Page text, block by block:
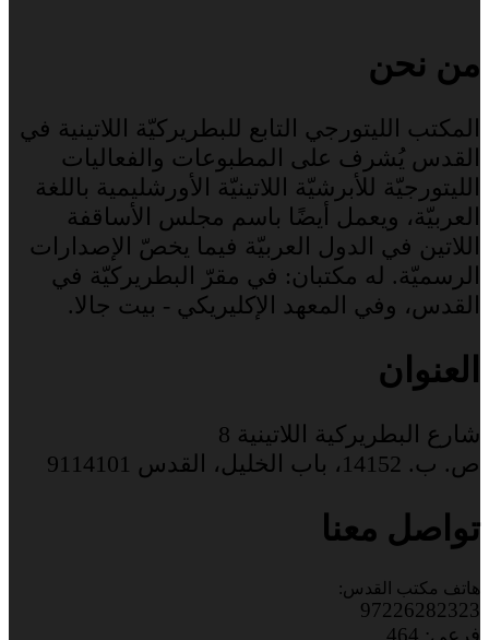
من نحن
المكتب الليتورجي التابع للبطريركيّة اللاتينية في
القدس يُشرف على المطبوعات والفعاليات
الليتورجيّة للأبرشيّة اللاتينيّة الأورشليمية باللغة
العربيّة، ويعمل أيضًا باسم مجلس الأساقفة
اللاتين في الدول العربيّة فيما يخصّ الإصدارات
الرسميّة. له مكتبان: في مقرّ البطريركيّة في
القدس، وفي المعهد الإكليريكي - بيت جالا.
العنوان
شارع البطريركية اللاتينية 8
ص. ب. 14152، باب الخليل، القدس 9114101
تواصل معنا
هاتف مكتب القدس:
97226282323
فرعي: 464